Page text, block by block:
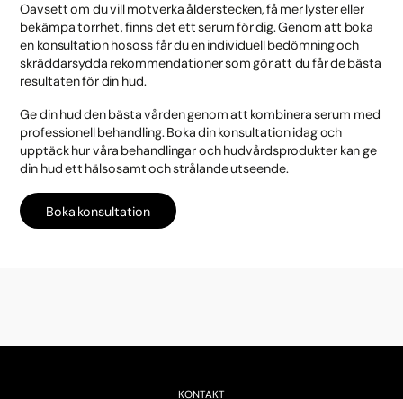
Oavsett om du vill motverka ålderstecken, få mer lyster eller
bekämpa torrhet, finns det ett serum för dig. Genom att boka
en konsultation hososs får du en individuell bedömning och
skräddarsydda rekommendationer som gör att du får de bästa
resultaten för din hud.
Ge din hud den bästa vården genom att kombinera serum med
professionell behandling. Boka din konsultation idag och
upptäck hur våra behandlingar och hudvårdsprodukter kan ge
din hud ett hälsosamt och strålande utseende.
Boka konsultation
KONTAKT